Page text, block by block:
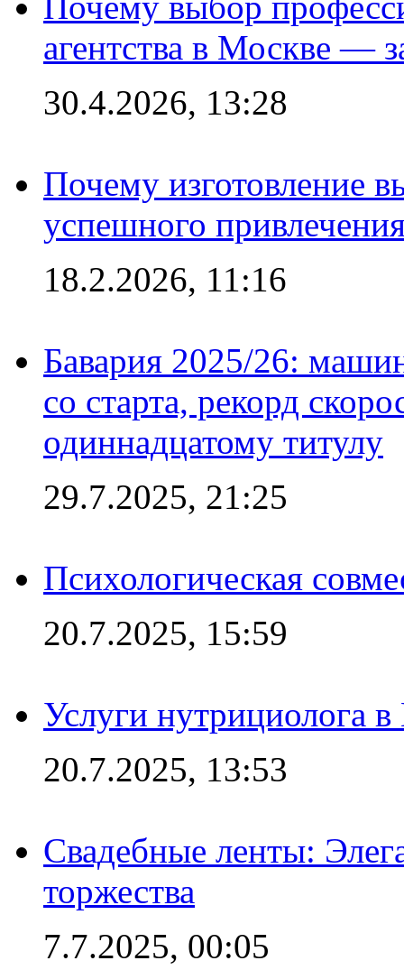
агентства в Москве —
30.4.2026, 13:28
Почему изготовление
успешного
18.2.2026, 11:16
Бавария 2025/26:
со старта, рекорд
одиннадцатому титулу
29.7.2025, 21:25
Психологическая
20.7.2025, 15:59
Услуги нутрициолога
20.7.2025, 13:53
Свадебные ленты:
торжества
7.7.2025, 00:05